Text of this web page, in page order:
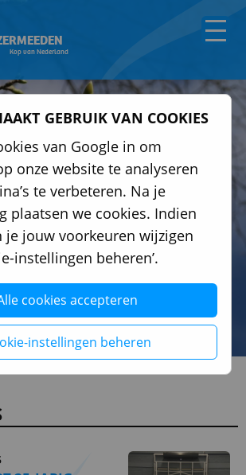
Kop van Nederland
GEBRUIK VAN COOKIES
van Google in om
onze website te analyseren
te verbeteren. Na je
plaatsen we cookies. Indien
je jouw voorkeuren wijzigen
instellingen beheren’.
cookies accepteren
instellingen beheren